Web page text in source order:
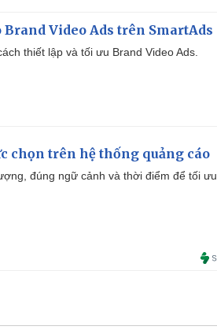
Video Ads trên SmartAds
thiết lập và tối ưu Brand Video Ads.
chọn trên hệ thống quảng cáo
đúng ngữ cảnh và thời điểm để tối ưu.